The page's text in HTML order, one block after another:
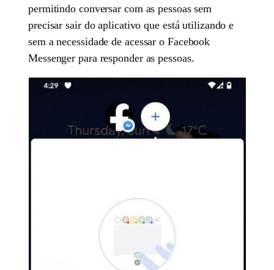
permitindo conversar com as pessoas sem
precisar sair do aplicativo que está utilizando e
sem a necessidade de acessar o Facebook
Messenger para responder as pessoas.